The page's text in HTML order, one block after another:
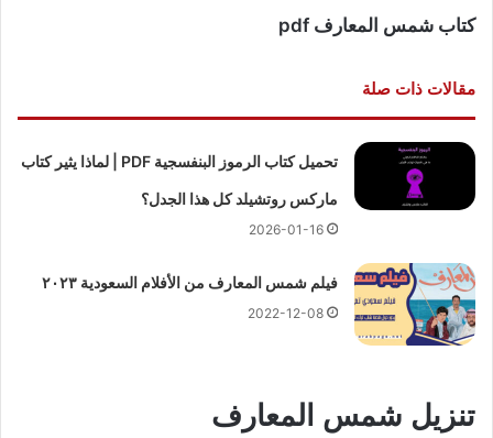
كتاب شمس المعارف pdf
مقالات ذات صلة
تحميل كتاب الرموز البنفسجية PDF | لماذا يثير كتاب
ماركس روتشيلد كل هذا الجدل؟
2026-01-16
فيلم شمس المعارف من الأفلام السعودية ٢٠٢٣
2022-12-08
تنزيل شمس المعارف